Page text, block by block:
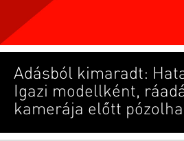
Adásból kimaradt:
Igazi modellként,
kamerája előtt